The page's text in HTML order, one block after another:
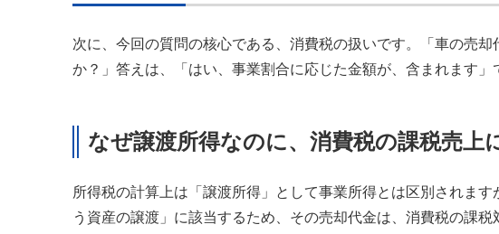
次に、今回の質問の核心である、消費税の扱いです。「車の売
か？」答えは、「はい、事業割合に応じた金額が、含まれます」
なぜ譲渡所得なのに、消費税の課税売上
所得税の計算上は「譲渡所得」として事業所得とは区別されま
う資産の譲渡」に該当するため、その売却代金は、消費税の課